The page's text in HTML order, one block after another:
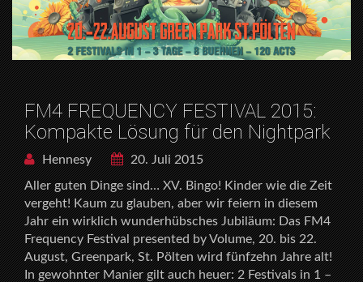
FM4 FREQUENCY FESTIVAL 2015:
Kompakte Lösung für den Nightpark
Hennesy
20. Juli 2015
Aller guten Dinge sind… XV. Bingo! Kinder wie die Zeit
vergeht! Kaum zu glauben, aber wir feiern in diesem
Jahr ein wirklich wunderhübsches Jubiläum: Das FM4
Frequency Festival presented by Volume, 20. bis 22.
August, Greenpark, St. Pölten wird fünfzehn Jahre alt!
In gewohnter Manier gilt auch heuer: 2 Festivals in 1 –